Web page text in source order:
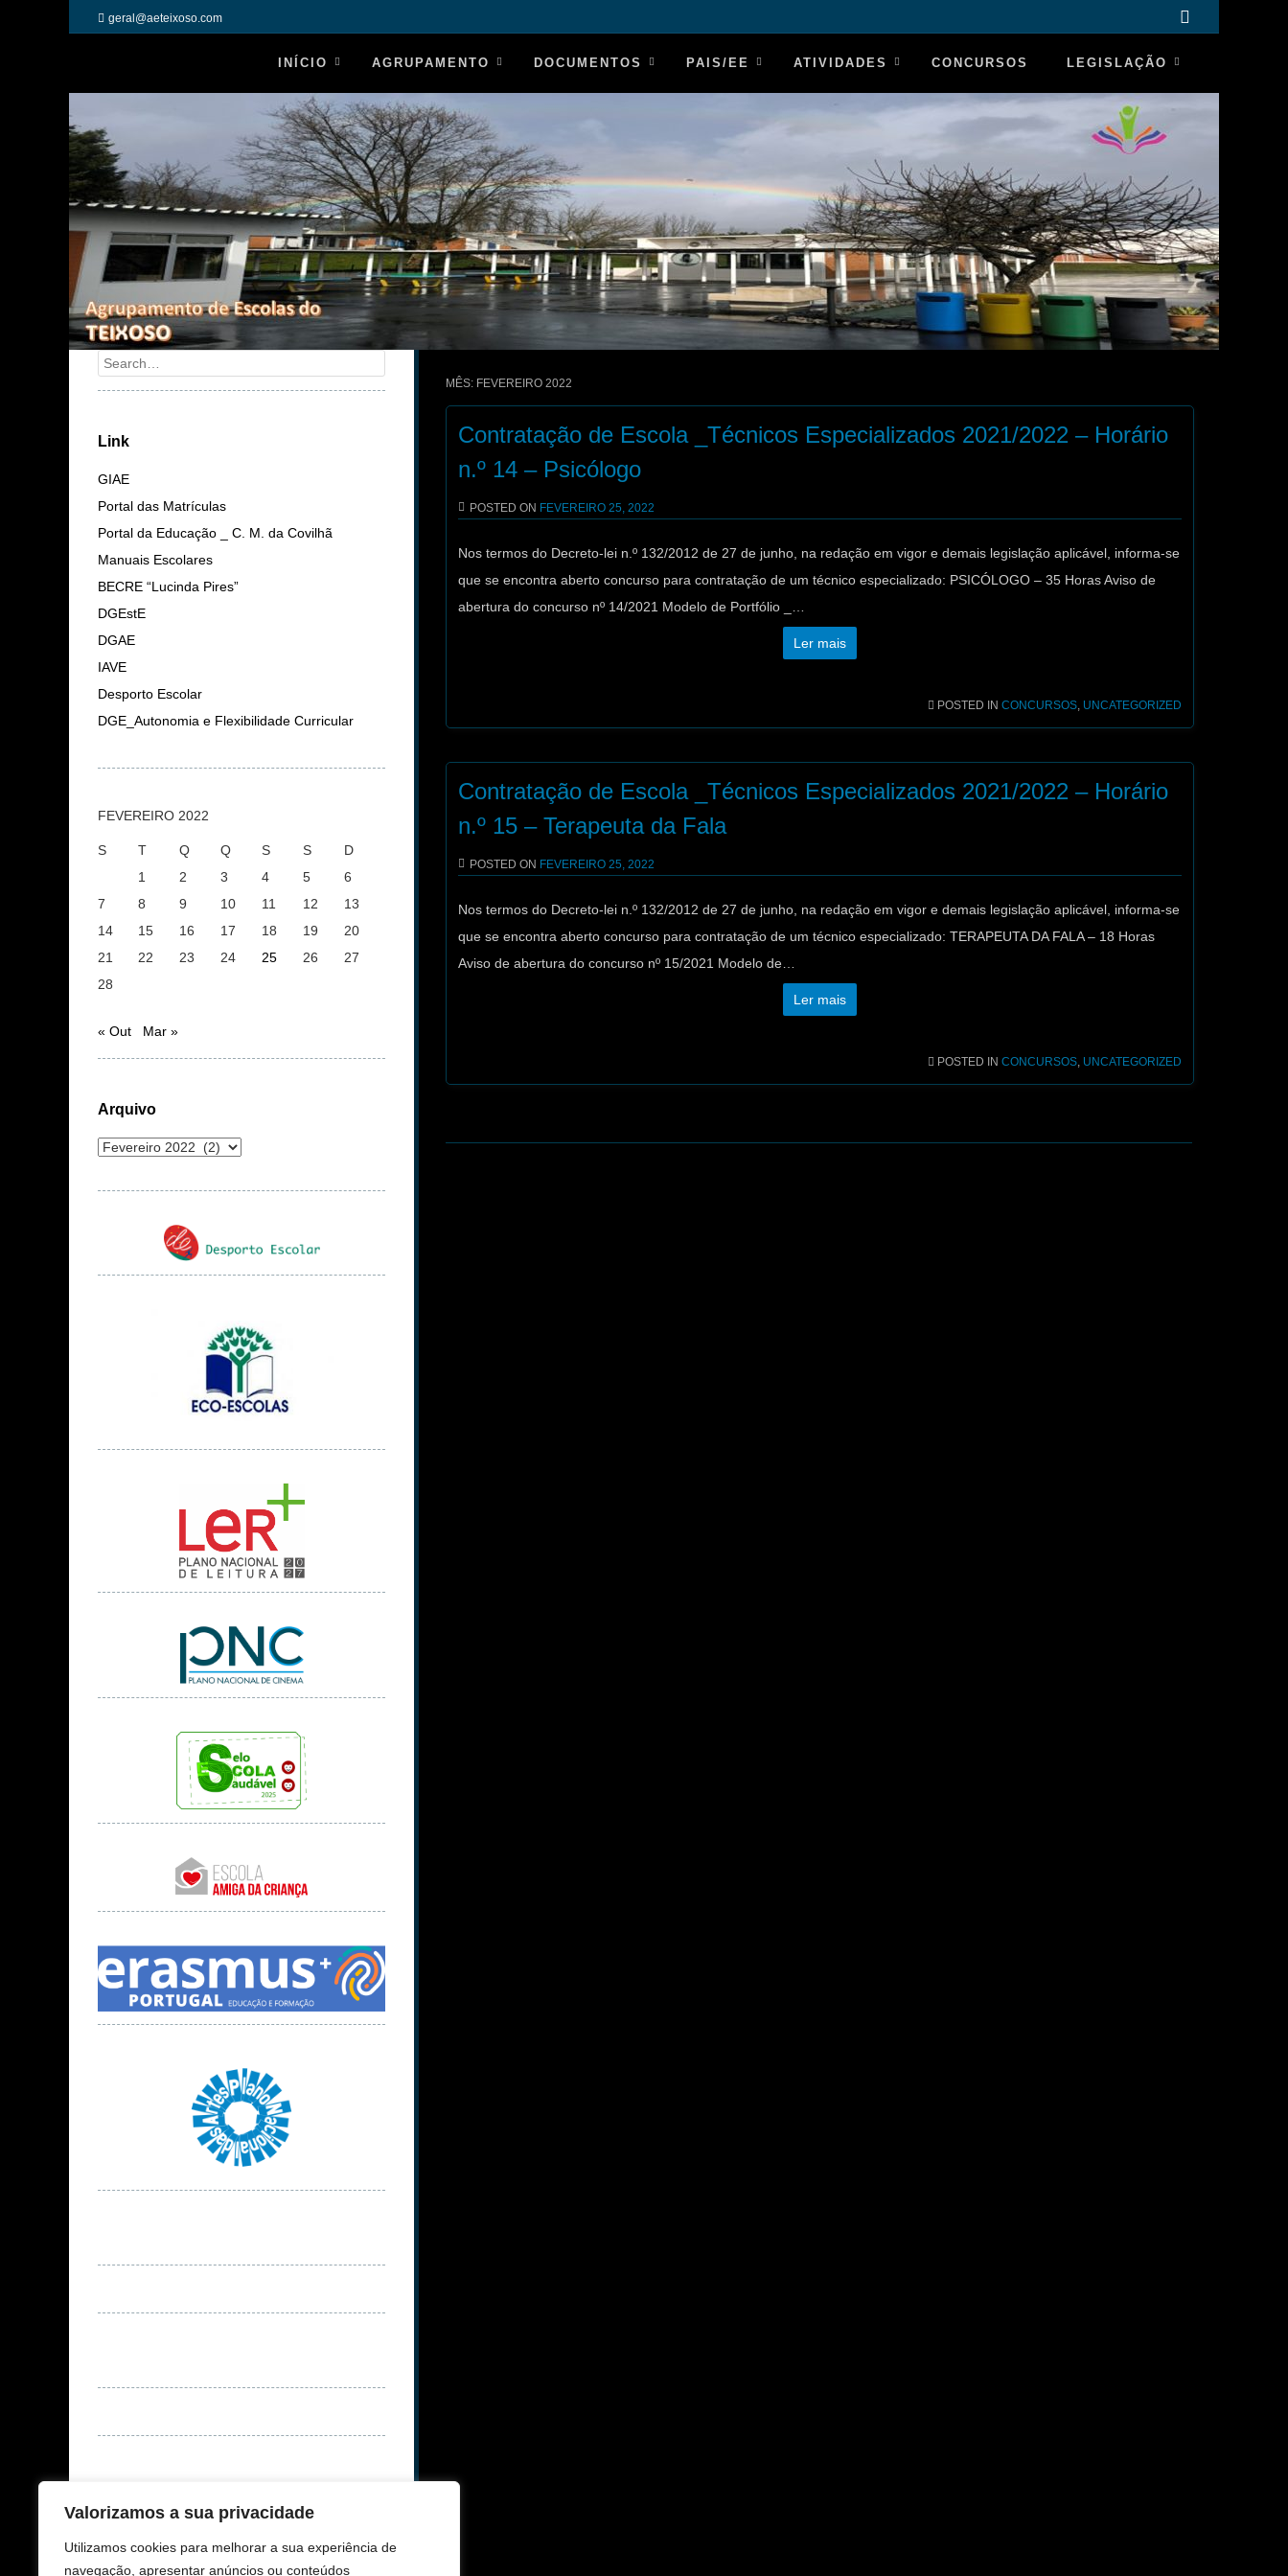
Valorizamos a sua privacidade
Utilizamos cookies para melhorar a sua experiência de
navegação, apresentar anúncios ou conteúdos
geral@aeteixoso.com
INÍCIO AGRUPAMENTO DOCUMENTOS PAIS/EE ATIVIDADES CONCURSOS LEGISLAÇÃO
Search
Link
GIAE
Portal das Matrículas
Portal da Educação _ C. M. da Covilhã
Manuais Escolares
BECRE “Lucinda Pires”
DGEstE
DGAE
IAVE
Desporto Escolar
DGE_Autonomia e Flexibilidade Curricular
FEVEREIRO 2022
S T Q Q S S
D
1
2 3 4 5
6
7
8 9 10 11 12
13
14
15 16 17 18 19
20
21
22 23 24 25 26
27
28
« Out Mar »
Arquivo
MÊS: FEVEREIRO 2022
Contratação de Escola _Técnicos Especializados 2021/2022 – Horário
n.º 14 – Psicólogo
POSTED ON FEVEREIRO 25, 2022
Nos termos do Decreto-lei n.º 132/2012 de 27 de junho, na redação em vigor e demais legislação aplicável, informa-se
que se encontra aberto concurso para contratação de um técnico especializado: PSICÓLOGO – 35 Horas Aviso de
abertura do concurso nº 14/2021 Modelo de Portfólio _…
Ler mais
POSTED IN CONCURSOS UNCATEGORIZED
Contratação de Escola _Técnicos Especializados 2021/2022 – Horário
n.º 15 – Terapeuta da Fala
POSTED ON FEVEREIRO 25, 2022
Nos termos do Decreto-lei n.º 132/2012 de 27 de junho, na redação em vigor e demais legislação aplicável, informa-se
que se encontra aberto concurso para contratação de um técnico especializado: TERAPEUTA DA FALA – 18 Horas
Aviso de abertura do concurso nº 15/2021 Modelo de…
Ler mais
POSTED IN CONCURSOS UNCATEGORIZED